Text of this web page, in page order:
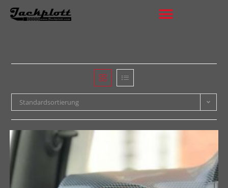
Standardsortierung